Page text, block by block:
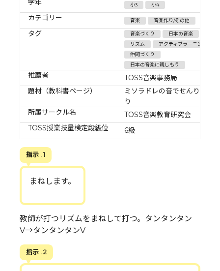
学年 小3 小4
カテゴリー 音楽 音楽作り/その他
タグ 音楽づくり 日本の音楽
リズム
アクティブラーニング
仲間づくり
日本の音楽に親しもう
推薦者
TOSS音楽事務局
題材（教科書ページ）
ミソラドレの音でせんりつづく
り
所属サークル名
TOSS音楽教育研究会
TOSS授業技量検定段級位
6級
指示 . 1
まねします。
教師が打つリズムをまねして打つ。タンタンタン
V→タンタンタンV
指示 . 2